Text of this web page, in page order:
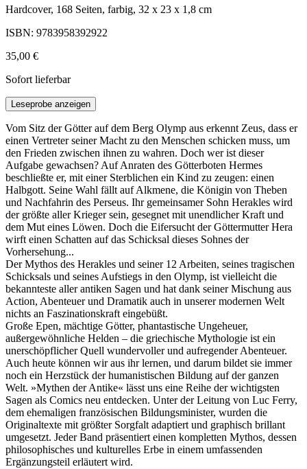
Hardcover, 168 Seiten, farbig, 32 x 23 x 1,8 cm
ISBN: 9783958392922
35,00 €
Sofort lieferbar
Leseprobe anzeigen
Vom Sitz der Götter auf dem Berg Olymp aus erkennt Zeus, dass er
einen Vertreter seiner Macht zu den Menschen schicken muss, um
den Frieden zwischen ihnen zu wahren. Doch wer ist dieser
Aufgabe gewachsen? Auf Anraten des Götterboten Hermes
beschließte er, mit einer Sterblichen ein Kind zu zeugen: einen
Halbgott. Seine Wahl fällt auf Alkmene, die Königin von Theben
und Nachfahrin des Perseus. Ihr gemeinsamer Sohn Herakles wird
der größte aller Krieger sein, gesegnet mit unendlicher Kraft und
dem Mut eines Löwen. Doch die Eifersucht der Göttermutter Hera
wirft einen Schatten auf das Schicksal dieses Sohnes der
Vorhersehung...
Der Mythos des Herakles und seiner 12 Arbeiten, seines tragischen
Schicksals und seines Aufstiegs in den Olymp, ist vielleicht die
bekannteste aller antiken Sagen und hat dank seiner Mischung aus
Action, Abenteuer und Dramatik auch in unserer modernen Welt
nichts an Faszinationskraft eingebüßt.
Große Epen, mächtige Götter, phantastische Ungeheuer,
außergewöhnliche Helden – die griechische Mythologie ist ein
unerschöpflicher Quell wundervoller und aufregender Abenteuer.
Auch heute können wir aus ihr lernen, und darum bildet sie immer
noch ein Herzstück der humanistischen Bildung auf der ganzen
Welt. »Mythen der Antike« lässt uns eine Reihe der wichtigsten
Sagen als Comics neu entdecken. Unter der Leitung von Luc Ferry,
dem ehemaligen französischen Bildungsminister, wurden die
Originaltexte mit größter Sorgfalt adaptiert und graphisch brillant
umgesetzt. Jeder Band präsentiert einen kompletten Mythos, dessen
philosophisches und kulturelles Erbe in einem umfassenden
Ergänzungsteil erläutert wird.